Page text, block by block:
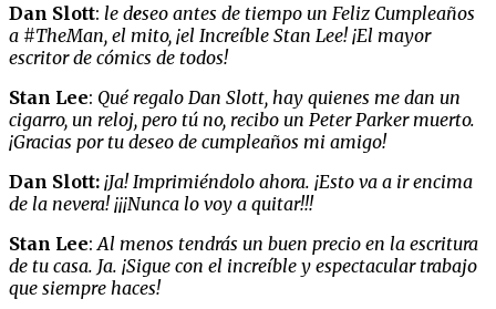
Dan Slott: le deseo antes de tiempo un Feliz Cumpleaños
a #TheMan, el mito, ¡el Increíble Stan Lee! ¡El mayor
escritor de cómics de todos!
Stan Lee: Qué regalo Dan Slott, hay quienes me dan un
cigarro, un reloj, pero tú no, recibo un Peter Parker muerto.
¡Gracias por tu deseo de cumpleaños mi amigo!
Dan Slott: ¡Ja! Imprimiéndolo ahora. ¡Esto va a ir encima
de la nevera! ¡¡¡Nunca lo voy a quitar!!!
Stan Lee: Al menos tendrás un buen precio en la escritura
de tu casa. Ja. ¡Sigue con el increíble y espectacular trabajo
que siempre haces!